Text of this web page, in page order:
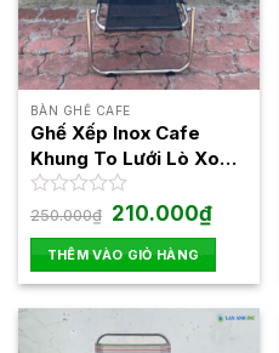
BÀN GHẾ CAFE
Ghế Xếp Inox Cafe
Khung To Lưới Lò Xo
Lưng Thấp
Được
hạng
0
5
sao
250.000₫ Giá
gốc
là:
250.000₫.
210.000₫Giá
hiện
tại
là:
210.000₫.
THÊM VÀO GIỎ HÀNG